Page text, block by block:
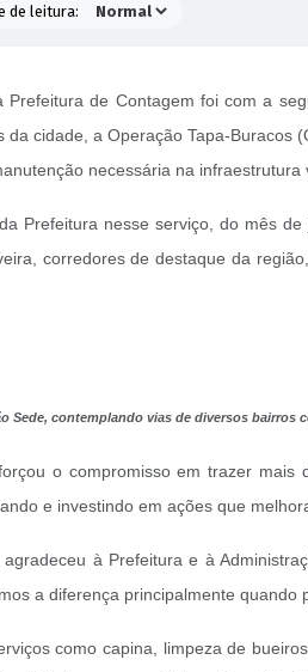
de leitura:
de Contagem foi com a
da cidade, a Operação Tapa-
necessária na infraestrutura
Prefeitura nesse serviço, do mês
corredores de destaque da
Sede, contemplando vias de diversos
o compromisso em trazer
e investindo em ações que
à Prefeitura e à
a diferença principalmente quando
como capina, limpeza de